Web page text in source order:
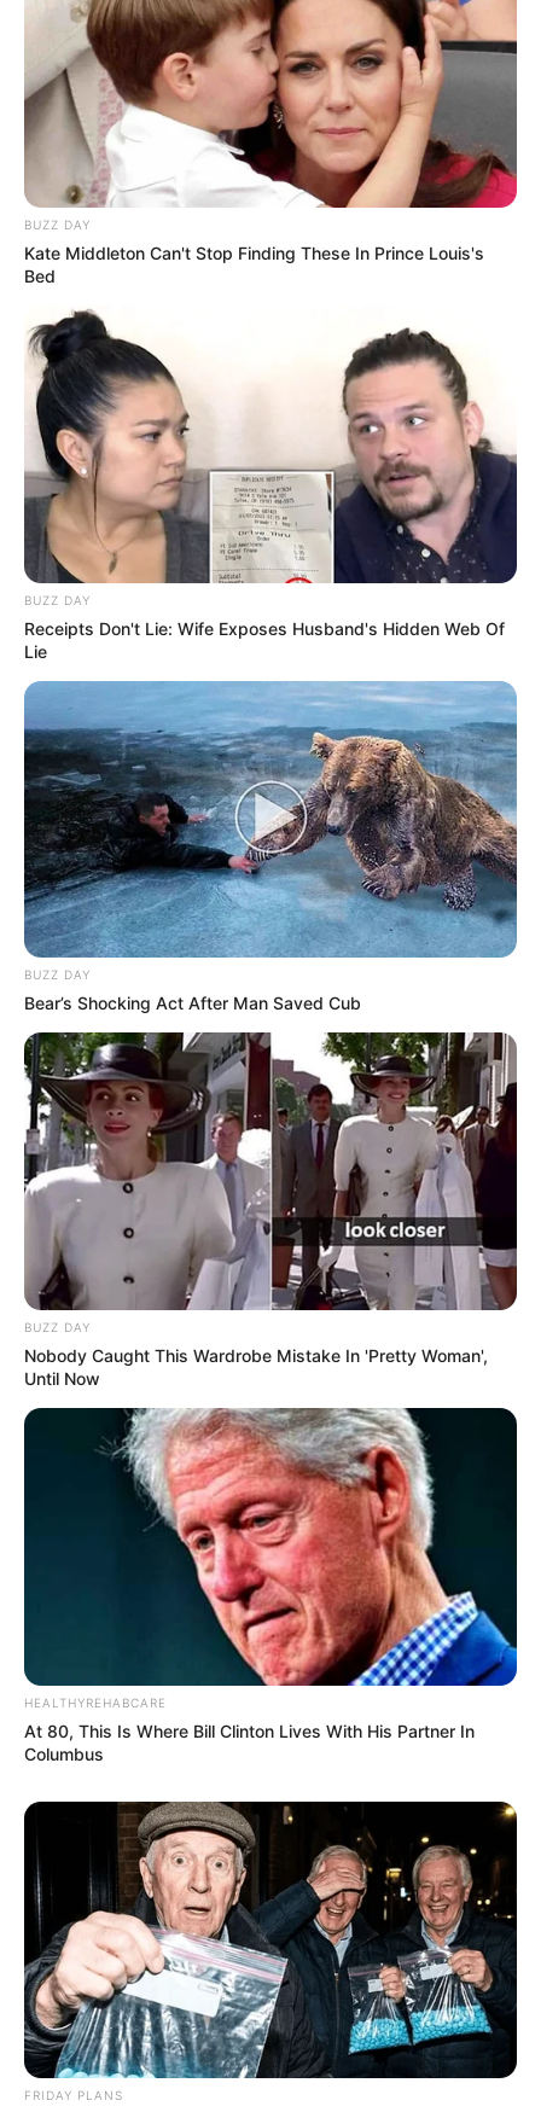
BUZZ DAY
Kate Middleton Can't Stop Finding These In Prince Louis's
Bed
BUZZ DAY
Receipts Don't Lie: Wife Exposes Husband's Hidden Web Of
Lie
BUZZ DAY
Bear’s Shocking Act After Man Saved Cub
BUZZ DAY
Nobody Caught This Wardrobe Mistake In 'Pretty Woman',
Until Now
HEALTHYREHABCARE
At 80, This Is Where Bill Clinton Lives With His Partner In
Columbus
FRIDAY PLANS